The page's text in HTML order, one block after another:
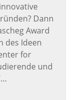
Dann
Award
des Ideen
for
und